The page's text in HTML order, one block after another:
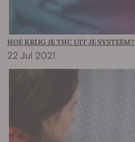
HOE KRIJG JE THC UIT JE
22 Jul 2021